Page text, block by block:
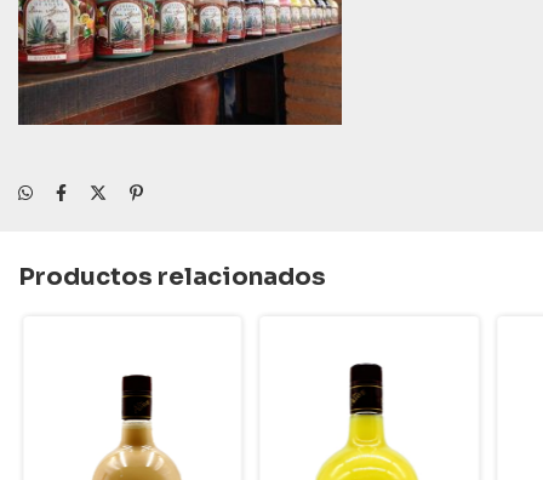
Productos relacionados